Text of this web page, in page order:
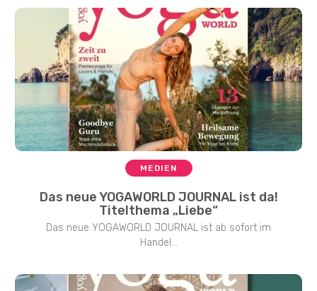
MEDIEN
Das neue YOGAWORLD JOURNAL ist da!
Titelthema „Liebe“
Das neue YOGAWORLD JOURNAL ist ab sofort im
Handel...